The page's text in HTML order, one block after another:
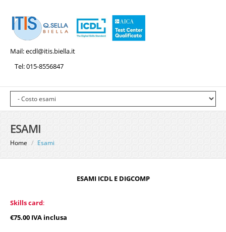
Mail:ecdl@itis.biella.it
Tel: 015-8556847
ESAMI
Home / Esami
ESAMI ICDL E DIGCOMP
Skills card:
€75.00 IVA inclusa